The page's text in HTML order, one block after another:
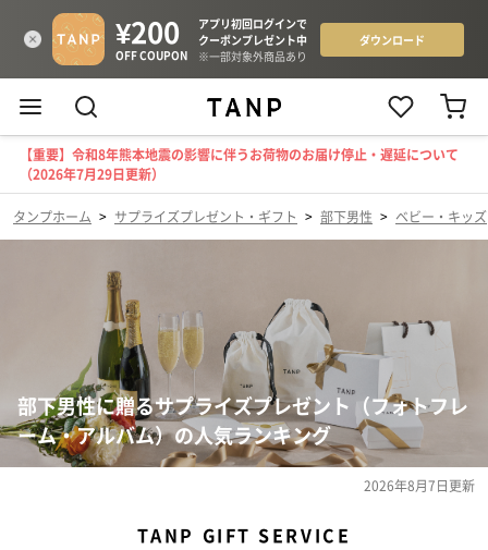
【重要】令和8年熊本地震の影響に伴うお荷物のお届け停止・遅延について
（2026年7月29日更新）
タンプホーム > サプライズプレゼント・ギフト > 部下男性 > ベビー・キッズ
部下男性に贈るサプライズプレゼント（フォトフレ
ーム・アルバム）の人気ランキング
2026年8月7日更新
TANP GIFT SERVICE